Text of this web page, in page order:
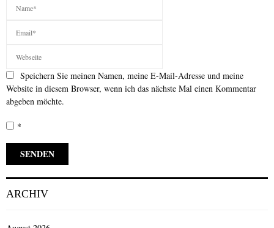
Speichern Sie meinen Namen, meine E-Mail-Adresse und meine
Website in diesem Browser, wenn ich das nächste Mal einen Kommentar
abgeben möchte.
*
ARCHIV